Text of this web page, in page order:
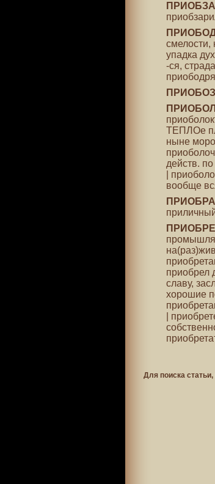
упадка
-ся,
ТЕПЛОе
ныне
действ. по
|
вообще
приобрел
славу,
хорошие
|
Для поиска